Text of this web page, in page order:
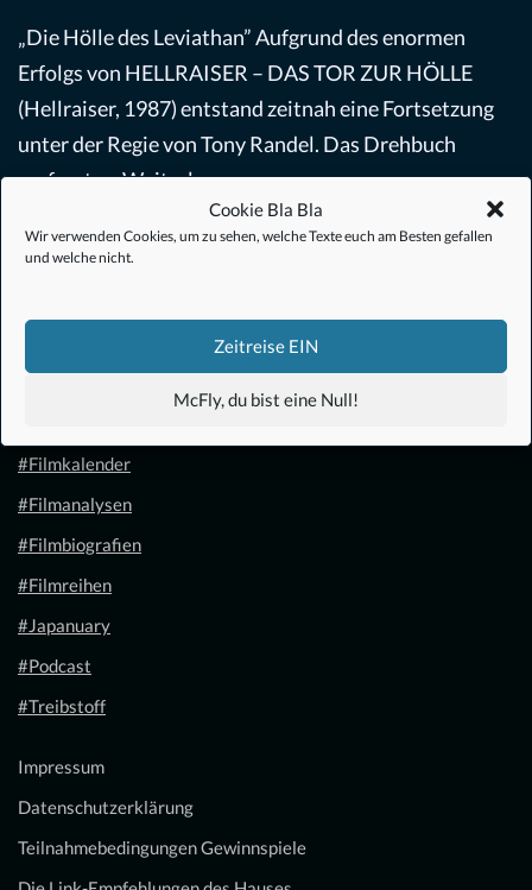
Cookie Bla Bla
Wir verwenden Cookies, um zu sehen, welche Texte euch am Besten gefallen
und welche nicht.
Zeitreise EIN
McFly, du bist eine Null!
„Die Hölle des Leviathan” Aufgrund des enormen
Erfolgs von HELLRAISER – DAS TOR ZUR HÖLLE
(Hellraiser, 1987) entstand zeitnah eine Fortsetzung
unter der Regie von Tony Randel. Das Drehbuch
verfasste…Weiterlesen »
#Filmkalender
#Filmanalysen
#Filmbiografien
#Filmreihen
#Japanuary
#Podcast
#Treibstoff
Impressum
Datenschutzerklärung
Teilnahmebedingungen Gewinnspiele